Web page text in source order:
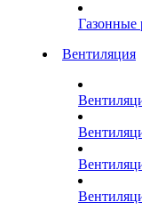
Газонные
Вентиляция